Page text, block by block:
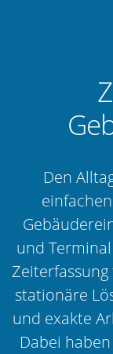
Den
einfachen
und
stationäre
und exakte
Dabei